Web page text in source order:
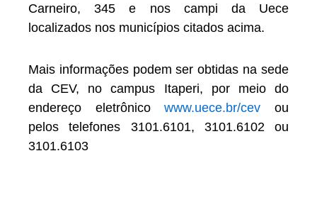
Carneiro, 345 e nos campi da Uece
localizados nos municípios citados acima.
Mais informações podem ser obtidas na sede
da CEV, no campus Itaperi, por meio do
endereço eletrônicowww.uece.br/cev ou
pelos telefones 3101.6101, 3101.6102 ou
3101.6103